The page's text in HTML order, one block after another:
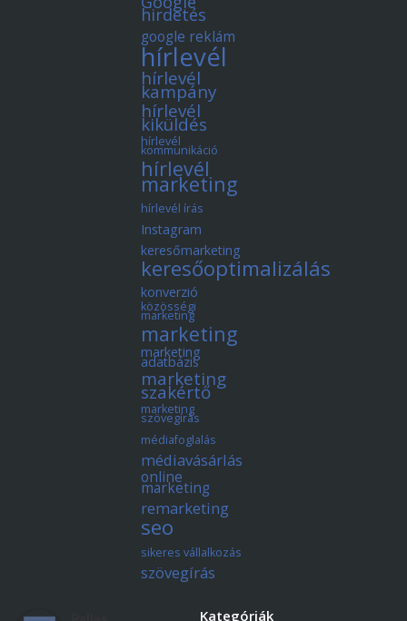
hirdetés
google reklám
hírlevél
hírlevél
kampány
hírlevél
kiküldés
hírlevél
kommunikáció
hírlevél
marketing
hírlevél írás
Instagram
keresőmarketing
keresőoptimalizálás
konverzió
közösségi
marketing
marketing
marketing
adatbázis
marketing
szakértő
marketing
szövegírás
médiafoglalás
médiavásárlás
online
marketing
remarketing
seo
sikeres vállalkozás
szövegírás
Kategóriák